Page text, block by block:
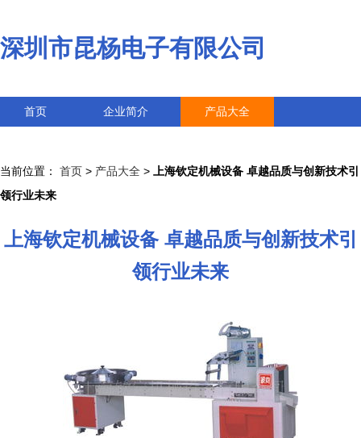
深圳市昆杨电子有限公司
首页 企业简介 产品大全
当前位置： 首页 > 产品大全 >
上海钦定机械设备 卓越品质与创新技术引
领行业未来
上海钦定机械设备 卓越品质与创新技术引
领行业未来